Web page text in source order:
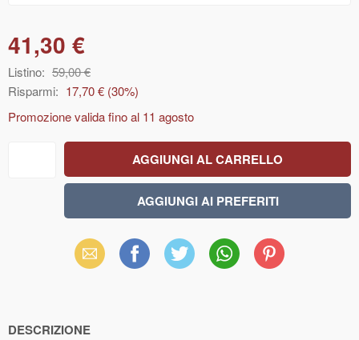
41,30 €
Listino: 59,00 €
Risparmi: 17,70 € (30%)
Promozione valida fino al 11 agosto
Email Facebook X WhatsAppPinterest
DESCRIZIONE